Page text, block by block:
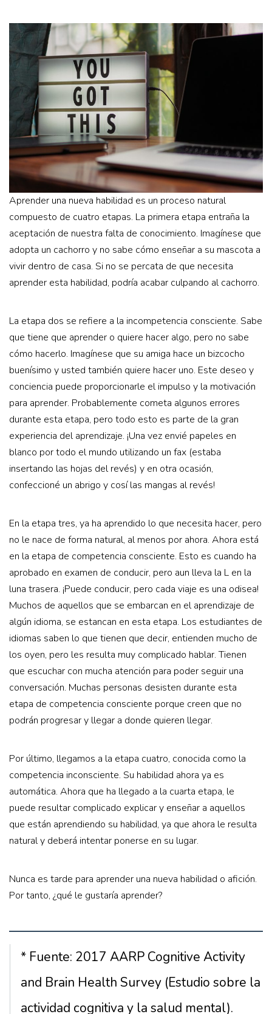
Aprender una nueva habilidad es un proceso natural
compuesto de cuatro etapas. La primera etapa entraña la
aceptación de nuestra falta de conocimiento. Imagínese que
adopta un cachorro y no sabe cómo enseñar a su mascota a
vivir dentro de casa. Si no se percata de que necesita
aprender esta habilidad, podría acabar culpando al cachorro.
La etapa dos se refiere a la incompetencia consciente. Sabe
que tiene que aprender o quiere hacer algo, pero no sabe
cómo hacerlo. Imagínese que su amiga hace un bizcocho
buenísimo y usted también quiere hacer uno. Este deseo y
conciencia puede proporcionarle el impulso y la motivación
para aprender. Probablemente cometa algunos errores
durante esta etapa, pero todo esto es parte de la gran
experiencia del aprendizaje. ¡Una vez envié papeles en
blanco por todo el mundo utilizando un fax (estaba
insertando las hojas del revés) y en otra ocasión,
confeccioné un abrigo y cosí las mangas al revés!
En la etapa tres, ya ha aprendido lo que necesita hacer, pero
no le nace de forma natural, al menos por ahora. Ahora está
en la etapa de competencia consciente. Esto es cuando ha
aprobado en examen de conducir, pero aun lleva la L en la
luna trasera. ¡Puede conducir, pero cada viaje es una odisea!
Muchos de aquellos que se embarcan en el aprendizaje de
algún idioma, se estancan en esta etapa. Los estudiantes de
idiomas saben lo que tienen que decir, entienden mucho de
los oyen, pero les resulta muy complicado hablar. Tienen
que escuchar con mucha atención para poder seguir una
conversación. Muchas personas desisten durante esta
etapa de competencia consciente porque creen que no
podrán progresar y llegar a donde quieren llegar.
Por último, llegamos a la etapa cuatro, conocida como la
competencia inconsciente. Su habilidad ahora ya es
automática. Ahora que ha llegado a la cuarta etapa, le
puede resultar complicado explicar y enseñar a aquellos
que están aprendiendo su habilidad, ya que ahora le resulta
natural y deberá intentar ponerse en su lugar.
Nunca es tarde para aprender una nueva habilidad o afición.
Por tanto, ¿qué le gustaría aprender?
* Fuente: 2017 AARP Cognitive Activity
and Brain Health Survey (Estudio sobre la
actividad cognitiva y la salud mental).